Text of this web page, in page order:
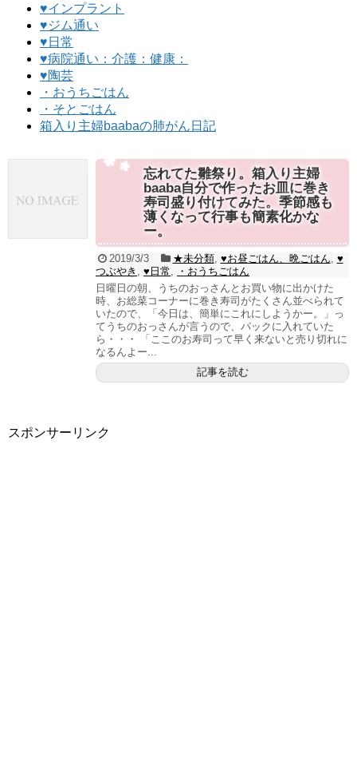
♥インプラント
♥ジム通い
♥日常
♥病院通い：介護：健康：
♥陶芸
・おうちごはん
・そとごはん
箱入り主婦baabaの肺がん日記
忘れてた雛祭り。箱入り主婦
baaba自分で作ったお皿に巻き
寿司盛り付けてみた。季節感も
薄くなって行事も簡素化かな
ー。
2019/3/3 ★未分類, ♥お昼ごはん、晩ごはん, ♥
つぶやき , ♥日常,
・おうちごはん
日曜日の朝、うちのおっさんとお買い物に出かけた
時、お総菜コーナーに巻き寿司がたくさん並べられて
いたので、「今日は、簡単にこれにしようかー。」っ
てうちのおっさんが言うので、パックに入れていた
ら・・・ 「ここのお寿司って早く来ないと売り切れに
なるんよー...
記事を読む
スポンサーリンク